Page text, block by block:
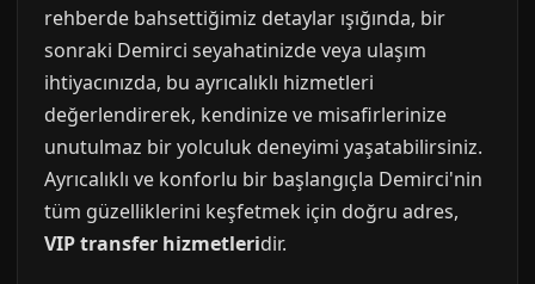
rehberde bahsettiğimiz detaylar ışığında, bir
sonraki Demirci seyahatinizde veya ulaşım
ihtiyacınızda, bu ayrıcalıklı hizmetleri
değerlendirerek, kendinize ve misafirlerinize
unutulmaz bir yolculuk deneyimi yaşatabilirsiniz.
Ayrıcalıklı ve konforlu bir başlangıçla Demirci'nin
tüm güzelliklerini keşfetmek için doğru adres,
VIP transfer hizmetleridir.